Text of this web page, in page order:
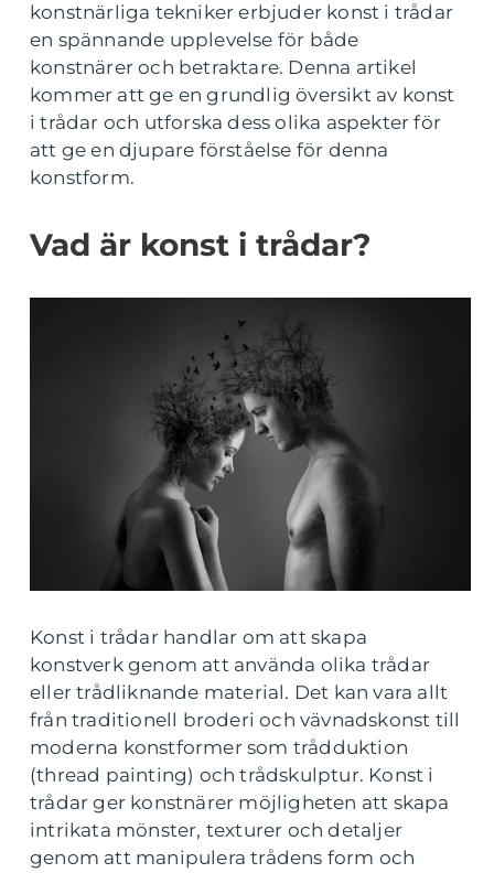
konstnärliga tekniker erbjuder konst i trådar
en spännande upplevelse för både
konstnärer och betraktare. Denna artikel
kommer att ge en grundlig översikt av konst
i trådar och utforska dess olika aspekter för
att ge en djupare förståelse för denna
konstform.
Vad är konst i trådar?
Konst i trådar handlar om att skapa
konstverk genom att använda olika trådar
eller trådliknande material. Det kan vara allt
från traditionell broderi och vävnadskonst till
moderna konstformer som trådduktion
(thread painting) och trådskulptur. Konst i
trådar ger konstnärer möjligheten att skapa
intrikata mönster, texturer och detaljer
genom att manipulera trådens form och